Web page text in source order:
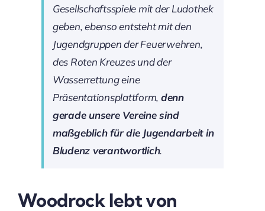
Gesellschaftsspiele mit der Ludothek
geben, ebenso entsteht mit den
Jugendgruppen der Feuerwehren,
des Roten Kreuzes und der
Wasserrettung eine
Präsentationsplattform, denn
gerade unsere Vereine sind
maßgeblich für die Jugendarbeit in
Bludenz verantwortlich.
Woodrock lebt von